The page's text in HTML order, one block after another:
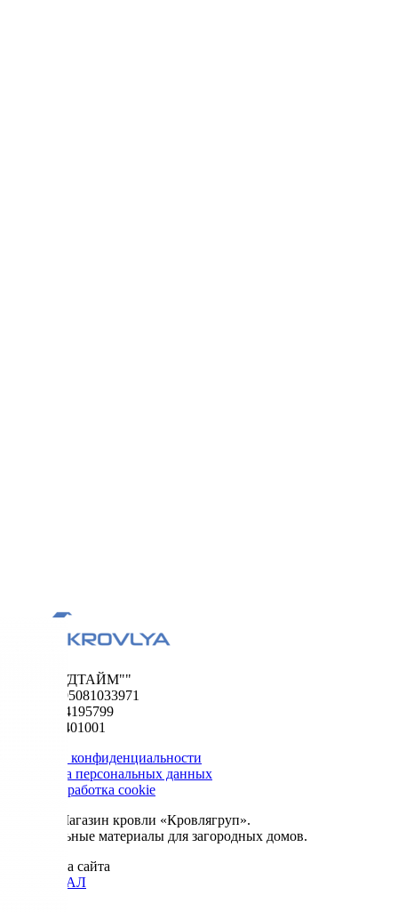
ООО "ФУДТАЙМ""
ОГРН 1195081033971
ИНН 5024195799
КПП 502401001
Политика конфиденциальности
Обработка персональных данных
Сбор и обработка cookie
© 2026. Магазин кровли «Кровлягруп».
Строительные материалы для загородных домов.
Разработка сайта
ОРИГИНАЛ